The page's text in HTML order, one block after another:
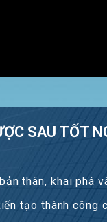
SAU TỐT
thân, khai phá
tạo thành công